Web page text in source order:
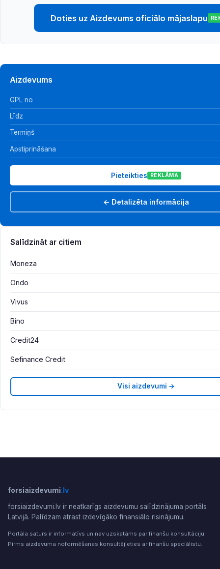
Doties uz Aizdevums oficiālo mājaslapu
Aizdevums
GPL no
Līdz
Termiņš
Apstiprināšana
Pieteikties REKLĀMA
← Detalizēta informācija
Salīdzināt ar citiem
Moneza
Ondo
Vivus
Bino
Credit24
Sefinance Credit
Visi aizdevumi →
forsiaizdevumi.lv
forsiaizdevumi.lv ir neatkarīgs aizdevumu salīdzinājuma portāls
Latvijā. Palīdzam atrast izdevīgāko finansiālo risinājumu.
Portāla saturs ir informatīvs un nav uzskatāms par finanšu konsultāciju.
Pirms aizdevuma noformēšanas konsultējieties ar finanšu speciālistu.